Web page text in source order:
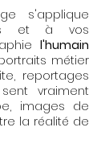
s'applique
et à vos
l'humain
métier
reportages
vraiment
images de
la réalité de